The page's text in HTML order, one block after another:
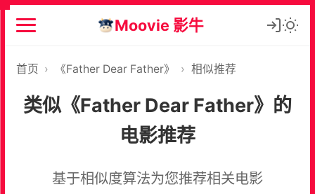
Moovie 影牛
首页 › 《Father Dear Father》 › 相似推荐
类似《Father Dear Father》的
电影推荐
基于相似度算法为您推荐相关电影